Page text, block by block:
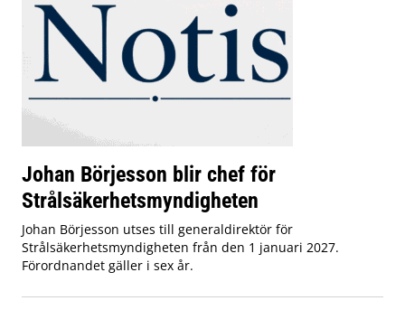
Johan Börjesson blir chef för
Strålsäkerhetsmyndigheten
Johan Börjesson utses till generaldirektör för
Strålsäkerhetsmyndigheten från den 1 januari 2027.
Förordnandet gäller i sex år.